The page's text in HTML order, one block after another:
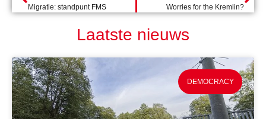
Migratie: standpunt FMS Worries for the Kremlin?
Laatste nieuws
DEMOCRACY